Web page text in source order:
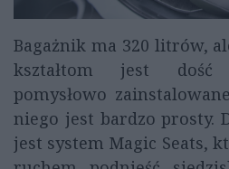
Bagażnik ma 320 litrów,
kształtom jest dość
pomysłowo
niego jest bardzo prosty.
jest system Magic Seats,